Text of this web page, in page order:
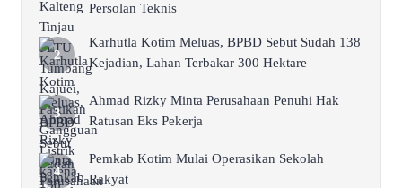
Persolan Teknis
Karhutla Kotim Meluas, BPBD Sebut Sudah 138
Kejadian, Lahan Terbakar 300 Hektare
Ahmad Rizky Minta Perusahaan Penuhi Hak
Ratusan Eks Pekerja
Pemkab Kotim Mulai Operasikan Sekolah
Rakyat